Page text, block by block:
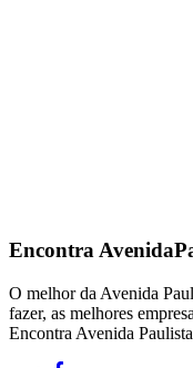
Encontra
O melhor da Avenida
fazer, as melhores
Encontra Avenida